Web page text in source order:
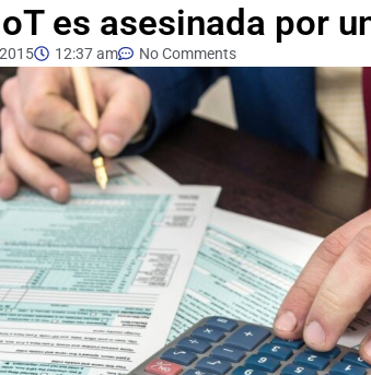
es asesinada por
12:37 am No Comments